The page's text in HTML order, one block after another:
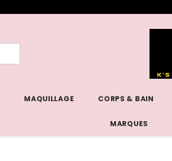
MAQUILLAGE CORPS & BAIN
MARQUES